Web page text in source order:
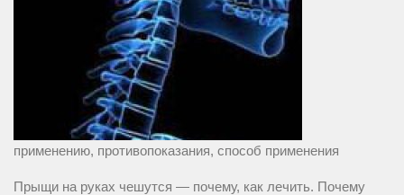
применению, противопоказания, способ применения
Прыщи на руках чешутся — почему, как лечить. Почему